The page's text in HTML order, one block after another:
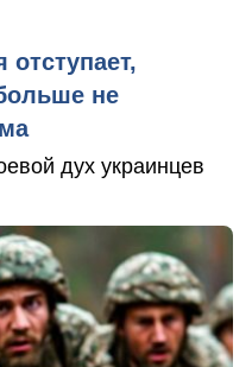
отступает,
не
дух украинцев